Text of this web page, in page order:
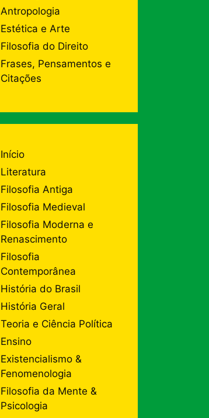
Antropologia
Estética e Arte
Filosofia do Direito
Frases, Pensamentos e
Citações
Início
Literatura
Filosofia Antiga
Filosofia Medieval
Filosofia Moderna e
Renascimento
Filosofia
Contemporânea
História do Brasil
História Geral
Teoria e Ciência Política
Ensino
Existencialismo &
Fenomenologia
Filosofia da Mente &
Psicologia